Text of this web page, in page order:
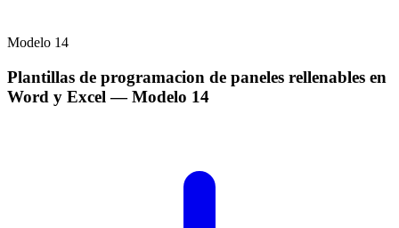
Modelo 14
Plantillas de programacion de paneles rellenables en
Word y Excel — Modelo 14